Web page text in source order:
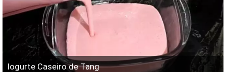
Iogurte Caseiro de Tang